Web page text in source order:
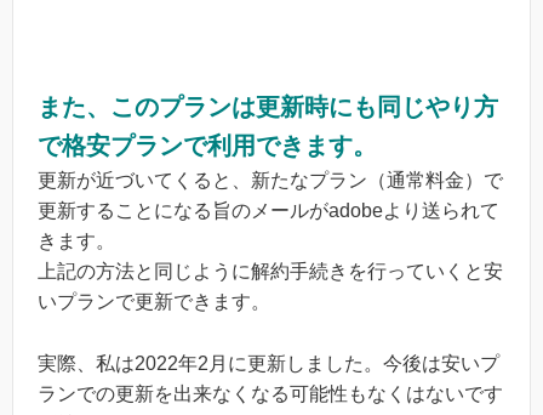
また、このプランは更新時にも同じやり方
で格安プランで利用できます。
更新が近づいてくると、新たなプラン（通常料金）で
更新することになる旨のメールがadobeより送られて
きます。
上記の方法と同じように解約手続きを行っていくと安
いプランで更新できます。
実際、私は2022年2月に更新しました。今後は安いプ
ランでの更新を出来なくなる可能性もなくはないです